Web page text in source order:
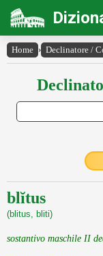
Home › Declinatore /
blĭtus
(blitus, bliti)
sostantivo maschile II